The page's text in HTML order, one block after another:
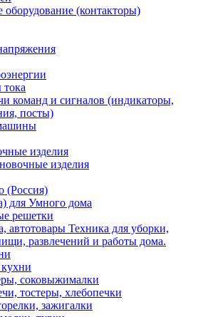
(контакторы)
команд и сигналов (индикаторы,
посты)
изделия
изделия
(Россия)
для Умного дома
решетки
автотовары Техника для уборки,
развлечений и работы дома.
соковыжималки
тостеры, хлебопечки
зажигалки